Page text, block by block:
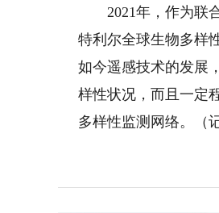
2021年，作为联合
特利尔全球生物多样
如今遥感技术的发展
样性状况，而且一定
多样性监测网络。（